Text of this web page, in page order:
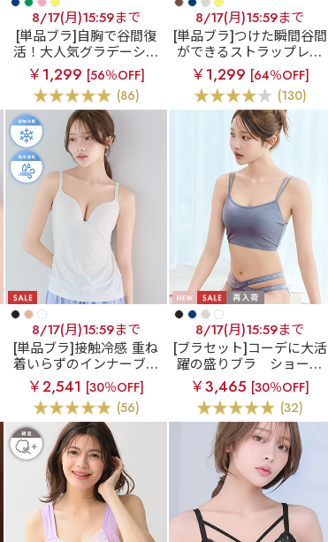
8/17(月)15:59まで
[単品ブラ]自胸で谷間復
活！大人気グラデーショ
ンカラー
シャイニーグ
ラデ カシュクールレース
脇高ブラ(R) 単品ブラジャ
ー
￥1,299 [56％OFF]
(86)
8/17(月)15:59まで
[単品ブラ]つけた瞬間谷間
ができるストラップレス
ブラ
ストラップレス ハ
ーフカップ レース 超盛ブ
ラ(R) 単品ブラジャー
￥1,299 [64％OFF]
(130)
8/17(月)15:59まで
[単品ブラ]接触冷感 重ね
着いらずのインナーブラ
エアリークール リッチ
バスト ブラトップ (ワイ
ヤー入り)
￥2,541 [30％OFF]
(56)
8/17(月)15:59まで
[ブラセット]コーデに大活
躍の盛りブラ
ショート
レングス ブラトップ 超盛
ブラ(R) ブラジャー&ハー
フバックショーツ
￥3,465 [30％OFF]
(32)